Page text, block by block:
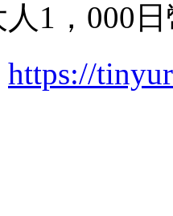
1，000
https://